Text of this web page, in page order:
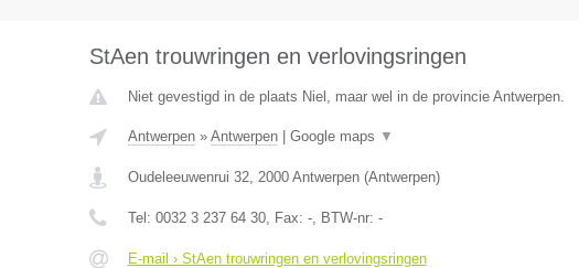
StAen trouwringen en verlovingsringen
Niet gevestigd in de plaats Niel, maar wel in de provincie Antwerpen.
Antwerpen» Antwerpen| Google maps ▼
Oudeleeuwenrui 32, 2000 Antwerpen(Antwerpen)
Tel: 0032 3 237 64 30, Fax: -, BTW-nr: -
E-mail › StAen trouwringen en verlovingsringen